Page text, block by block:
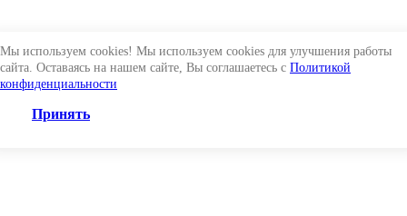
Мы используем cookies! Мы используем cookies для улучшения работы
сайта. Оставаясь на нашем сайте, Вы соглашаетесь с Политикой
конфиденциальности
Принять